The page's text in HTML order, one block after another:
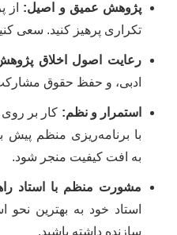
پژوهش عمیق و اصیل: از
تکراری پرهیز کنید. سعی
رعایت اصول اخلاق
ادبی، و حفظ حقوق
استمرار و نظم: کار بر
با برنامه‌ریزی منظم پیش
به افت کیفیت منجر شود.
مشورت منظم با استاد
استاد خود به بهترین نحو
سازنده داشته باشید.